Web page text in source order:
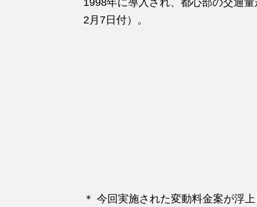
2月7日付）。
＊ 今回実施された変動料金案が浮